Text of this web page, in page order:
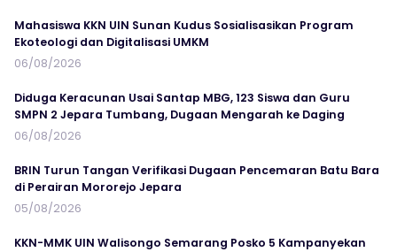
Mahasiswa KKN UIN Sunan Kudus Sosialisasikan Program
Ekoteologi dan Digitalisasi UMKM
06/08/2026
Diduga Keracunan Usai Santap MBG, 123 Siswa dan Guru
SMPN 2 Jepara Tumbang, Dugaan Mengarah ke Daging
06/08/2026
BRIN Turun Tangan Verifikasi Dugaan Pencemaran Batu Bara
di Perairan Mororejo Jepara
05/08/2026
KKN-MMK UIN Walisongo Semarang Posko 5 Kampanyekan